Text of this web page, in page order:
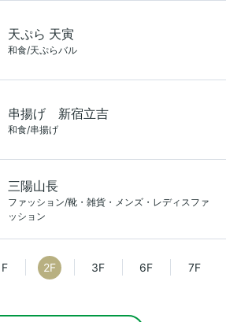
天ぷら 天寅
和食/天ぷらバル
串揚げ 新宿立吉
和食/串揚げ
三陽山長
ファッション/靴・雑貨・メンズ・レディスファ
ッション
2F 3F 6F 7F